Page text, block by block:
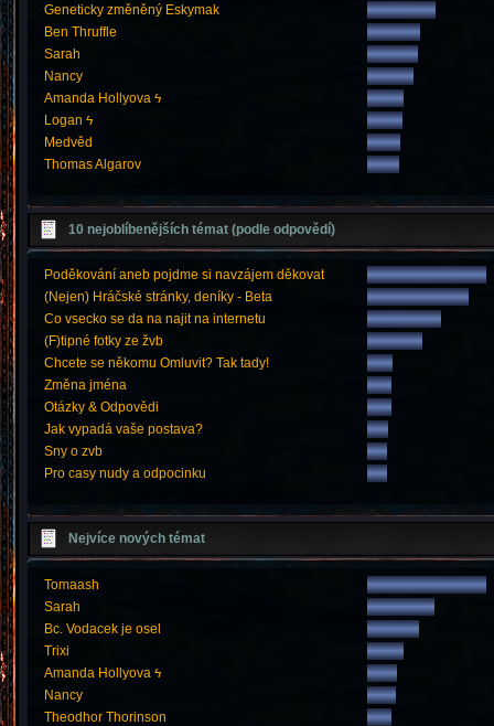
Geneticky změněný Eskymak
Ben Thruffle
Sarah
Nancy
Amanda Hollyova ϟ
Logan ϟ
Medvěd
Thomas Algarov
10 nejoblíbenějších témat (podle odpovědí)
Poděkování aneb pojdme si navzájem děkovat
(Nejen) Hráčské stránky, deníky - Beta
Co vsecko se da na najit na internetu
(F)tipné fotky ze žvb
Chcete se někomu Omluvit? Tak tady!
Změna jména
Otázky & Odpovědi
Jak vypadá vaše postava?
Sny o zvb
Pro casy nudy a odpocinku
Nejvíce nových témat
Tomaash
Sarah
Bc. Vodacek je osel
Trixi
Amanda Hollyova ϟ
Nancy
Theodhor Thorinson